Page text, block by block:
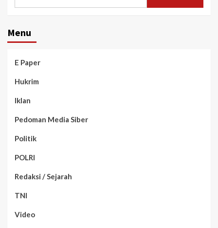
Menu
E Paper
Hukrim
Iklan
Pedoman Media Siber
Politik
POLRI
Redaksi / Sejarah
TNI
Video